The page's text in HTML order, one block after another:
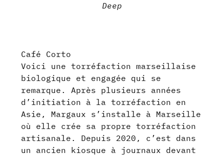
Deep
Café Corto
Voici une torréfaction marseillaise
biologique et engagée qui se
remarque. Après plusieurs années
d’initiation à la torréfaction en
Asie, Margaux s’installe à Marseille
où elle crée sa propre torréfaction
artisanale. Depuis 2020, c’est dans
un ancien kiosque à journaux devant